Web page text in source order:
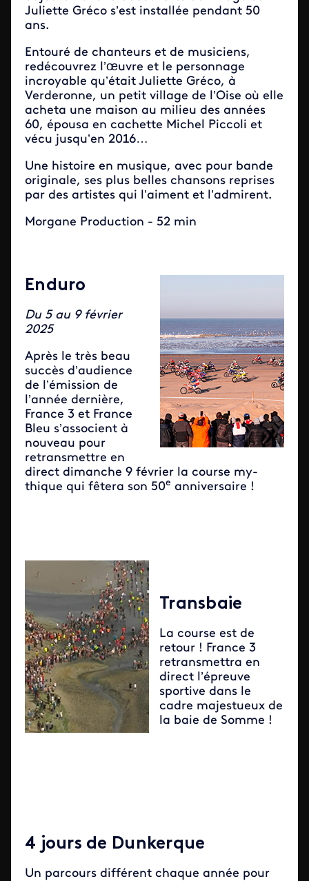
Juliette Gréco s’est installée pendant 50
ans.
Entouré de chanteurs et de musiciens,
redécouvrez l’œuvre et le personnage
incroyable qu’était Juliette Gréco, à
Verderonne, un petit village de l’Oise où elle
acheta une maison au milieu des années
60, épousa en cachette Michel Piccoli et
vécu jusqu’en 2016…
Une histoire en musique, avec pour bande
originale, ses plus belles chansons reprises
par des artistes qui l’aiment et l’admirent.
Morgane Production - 52 min
Enduro
Du 5 au 9 février
2025
Après le très beau
succès d’audience
de l’émission de
l’année dernière,
France 3 et France
Bleu s’associent à
nouveau pour
retransmettre en
direct dimanche 9 février la course my­
thique qui fêtera son 50e anniversaire !
Transbaie
La course est de
retour ! France 3
retransmettra en
direct l’épreuve
sportive dans le
cadre majestueux de
la baie de Somme !
4 jours de Dunkerque
Un parcours différent chaque année pour